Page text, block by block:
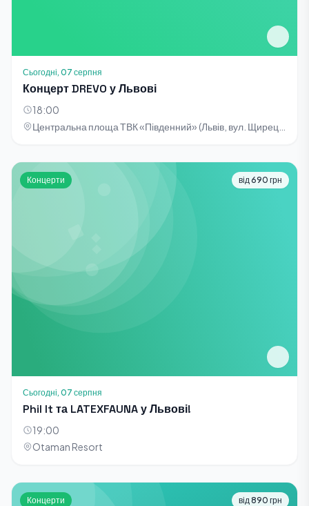
Сьогодні, 07 серпня
Концерт DREVO у Львові
18:00
Концерти від 690 грн
Сьогодні, 07 серпня
Phil It та LATEXFAUNA у Львові!
19:00
Otaman Resort
Концерти від 890 грн